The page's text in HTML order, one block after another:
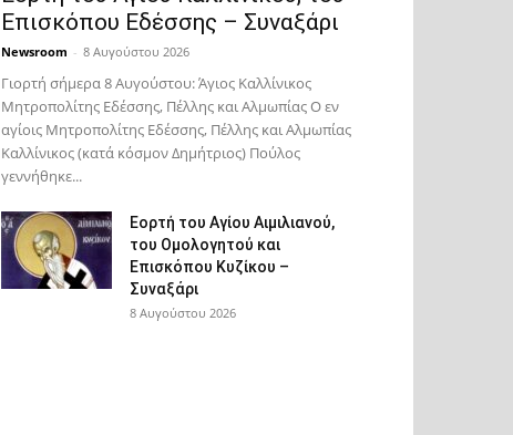
Επισκόπου Εδέσσης – Συναξάρι
Newsroom - 8 Αυγούστου 2026
Γιορτή σήμερα 8 Αυγούστου: Άγιος Καλλίνικος
Μητροπολίτης Εδέσσης, Πέλλης και Αλμωπίας Ο εν
αγίοις Μητροπολίτης Εδέσσης, Πέλλης και Αλμωπίας
Καλλίνικος (κατά κόσμον Δημήτριος) Πούλος
γεννήθηκε...
Εορτή του Αγίου Αιμιλιανού,
του Ομολογητού και
Επισκόπου Κυζίκου –
Συναξάρι
8 Αυγούστου 2026